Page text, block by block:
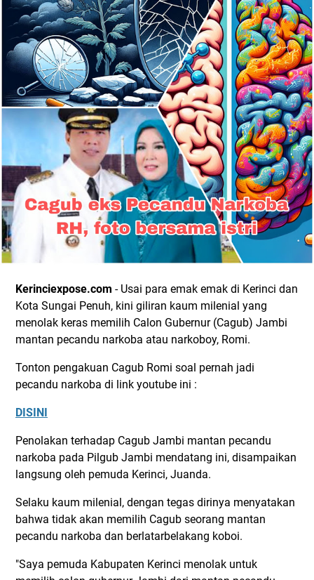
Kerinciexpose.com - Usai para emak emak di Kerinci dan
Kota Sungai Penuh, kini giliran kaum milenial yang
menolak keras memilih Calon Gubernur (Cagub) Jambi
mantan pecandu narkoba atau narkoboy, Romi.
Tonton pengakuan Cagub Romi soal pernah jadi
pecandu narkoba di link youtube ini :
DISINI
Penolakan terhadap Cagub Jambi mantan pecandu
narkoba pada Pilgub Jambi mendatang ini, disampaikan
langsung oleh pemuda Kerinci, Juanda.
Selaku kaum milenial, dengan tegas dirinya menyatakan
bahwa tidak akan memilih Cagub seorang mantan
pecandu narkoba dan berlatarbelakang koboi.
"Saya pemuda Kabupaten Kerinci menolak untuk